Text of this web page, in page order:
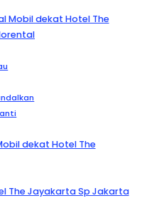
Mobil dekat Hotel The
dekat Hotel The
The Jayakarta Sp Jakarta